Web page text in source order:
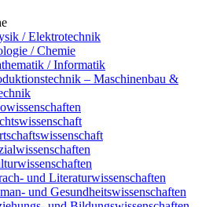
/ Elektrotechnik
/ Chemie
/ Informatik
– Maschinenbau &
und Literaturwissenschaften
und Gesundheitswissenschaften